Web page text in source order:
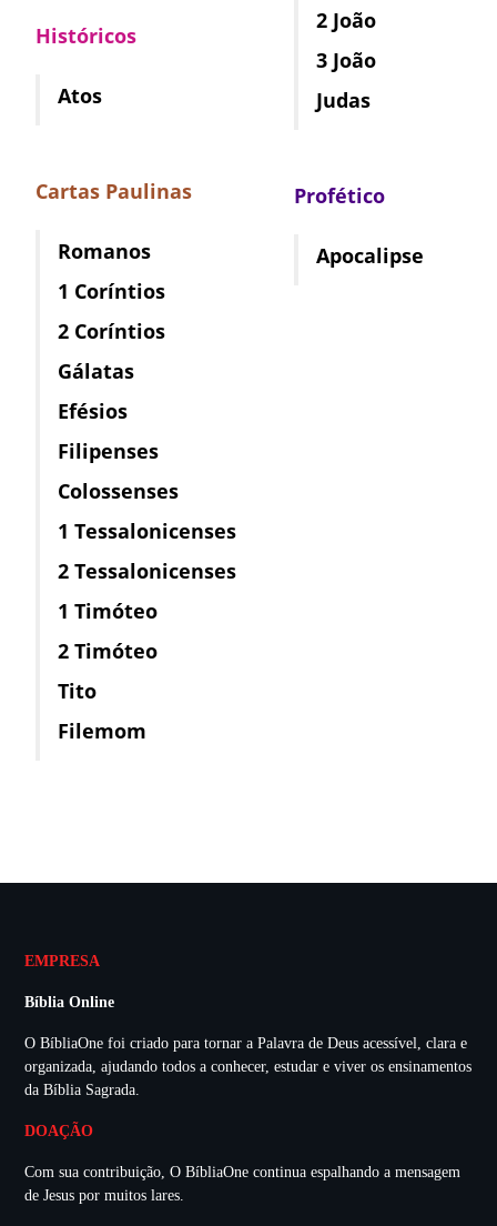
Históricos
Atos
Cartas Paulinas
Romanos
1 Coríntios
2 Coríntios
Gálatas
Efésios
Filipenses
Colossenses
1 Tessalonicenses
2 Tessalonicenses
1 Timóteo
2 Timóteo
Tito
Filemom
2 João
3 João
Judas
Profético
Apocalipse
EMPRESA
Bíblia Online
O BíbliaOne foi criado para tornar a Palavra de Deus acessível, clara e
organizada, ajudando todos a conhecer, estudar e viver os ensinamentos
da Bíblia Sagrada.
DOAÇÃO
Com sua contribuição, O BíbliaOne continua espalhando a mensagem
de Jesus por muitos lares.